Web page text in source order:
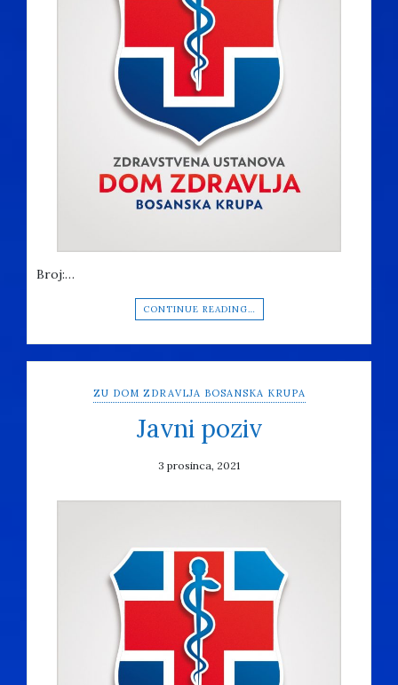
Broj:…
CONTINUE READING…
ZU DOM ZDRAVLJA BOSANSKA KRUPA
Javni poziv
3 prosinca, 2021